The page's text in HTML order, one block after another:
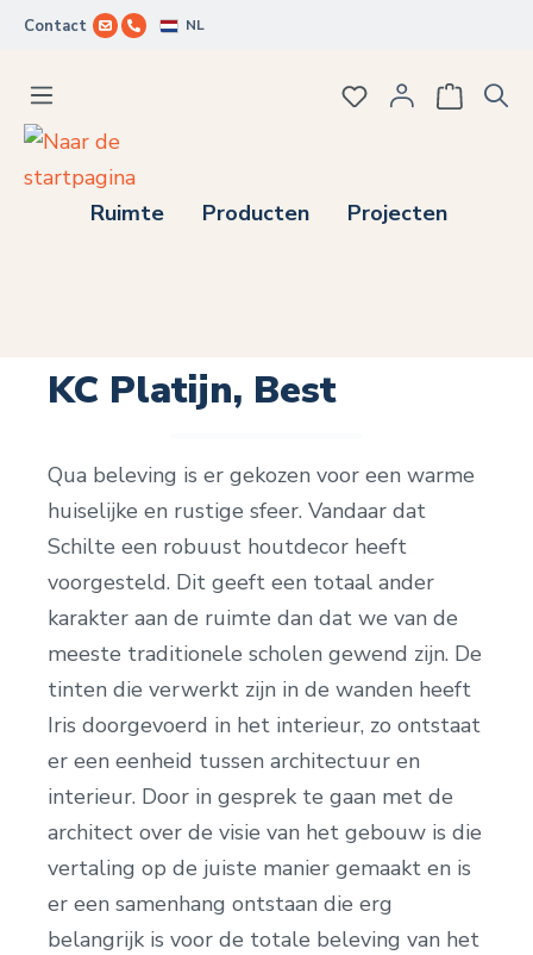
Ga naar de hoofdinhoud
Contact NL
Ruimte Producten Projecten
Je hebt 0 items
KC Platijn, Best
Qua beleving is er gekozen voor een warme
huiselijke en rustige sfeer. Vandaar dat
Schilte een robuust houtdecor heeft
voorgesteld. Dit geeft een totaal ander
karakter aan de ruimte dan dat we van de
meeste traditionele scholen gewend zijn. De
tinten die verwerkt zijn in de wanden heeft
Iris doorgevoerd in het interieur, zo ontstaat
er een eenheid tussen architectuur en
interieur. Door in gesprek te gaan met de
architect over de visie van het gebouw is die
vertaling op de juiste manier gemaakt en is
er een samenhang ontstaan die erg
belangrijk is voor de totale beleving van het